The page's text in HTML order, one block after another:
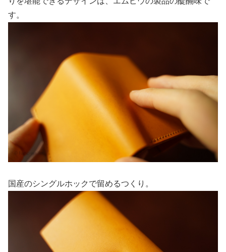
す。
国産のシングルホックで留めるつくり。